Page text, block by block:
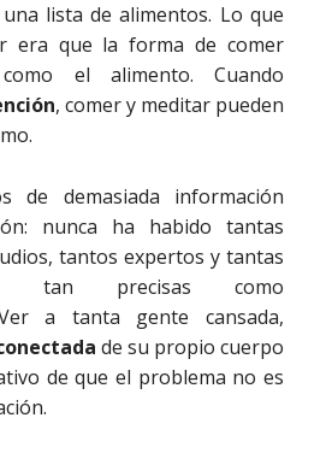
lista de alimentos. Lo que
era que la forma de comer
el alimento. Cuando
, comer y meditar pueden
de demasiada información
nunca ha habido tantas
tantos expertos y tantas
tan precisas como
a tanta gente cansada,
de su propio cuerpo
de que el problema no es